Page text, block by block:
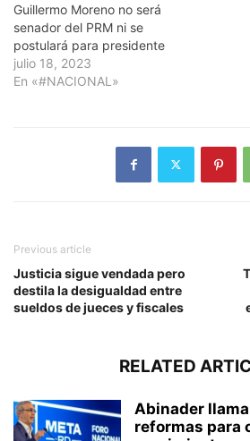
Guillermo Moreno no será
senador del PRM ni se
postulará para presidente
julio 18, 2023
En «#NACIONAL»
Previous article
Justicia sigue vendada pero
destila la desigualdad entre
sueldos de jueces y fiscales
RELATED
Abinader
reformas para